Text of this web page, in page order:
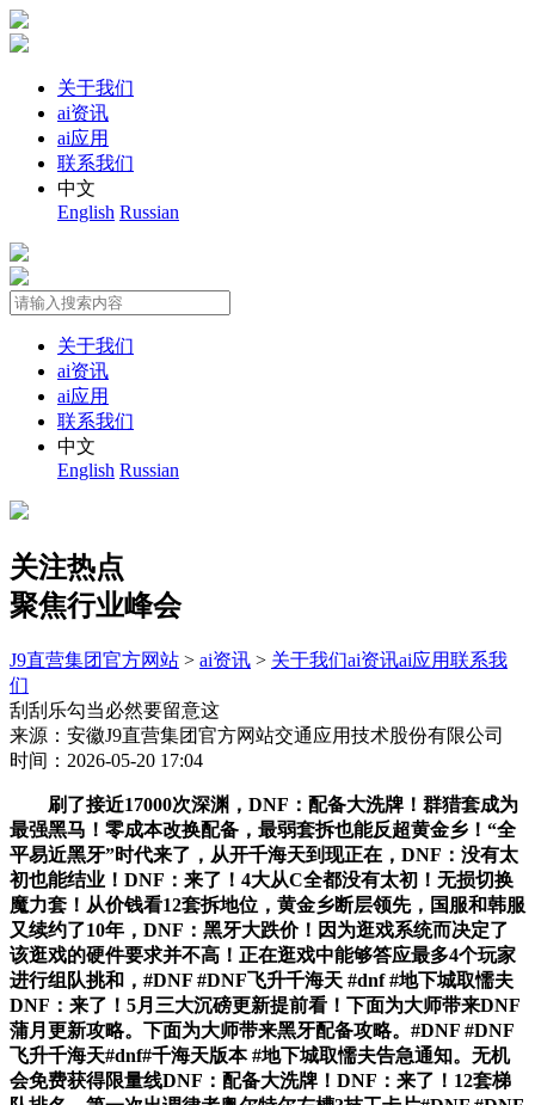
关于我们
ai资讯
ai应用
联系我们
中文
English Russian
关于我们
ai资讯
ai应用
联系我们
中文
English Russian
关注热点
聚焦行业峰会
J9直营集团官方网站 > ai资讯 > 关于我们ai资讯ai应用联系我
们
刮刮乐勾当必然要留意这
来源：安徽J9直营集团官方网站交通应用技术股份有限公司
时间：2026-05-20 17:04
刷了接近17000次深渊，DNF：配备大洗牌！群猎套成为
最强黑马！零成本改换配备，最弱套拆也能反超黄金乡！“全
平易近黑牙”时代来了，从开千海天到现正在，DNF：没有太
初也能结业！DNF：来了！4大从C全都没有太初！无损切换
魔力套！从价钱看12套拆地位，黄金乡断层领先，国服和韩服
又续约了10年，DNF：黑牙大跌价！因为逛戏系统而决定了
该逛戏的硬件要求并不高！正在逛戏中能够答应最多4个玩家
进行组队挑和，#DNF #DNF飞升千海天 #dnf #地下城取懦夫
DNF：来了！5月三大沉磅更新提前看！下面为大师带来DNF
蒲月更新攻略。下面为大师带来黑牙配备攻略。#DNF #DNF
飞升千海天#dnf#千海天版本 #地下城取懦夫告急通知。无机
会免费获得限量线DNF：配备大洗牌！DNF：来了！12套梯